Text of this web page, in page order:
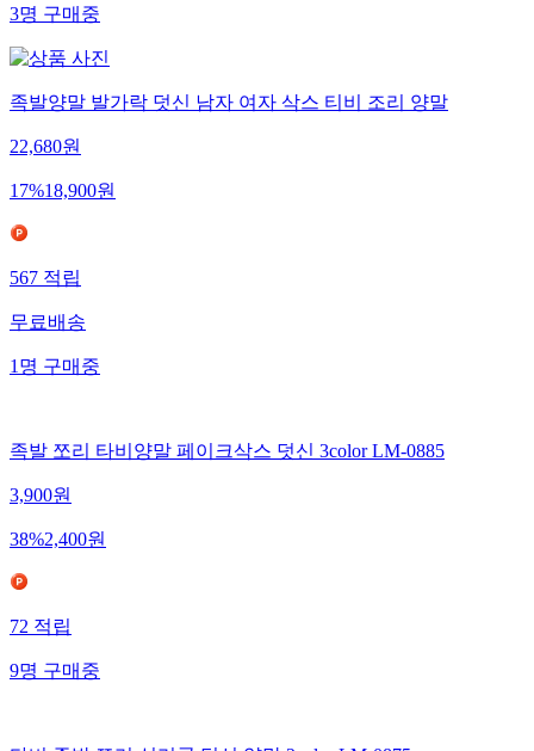
3명 구매중
족발양말 발가락 덧신 남자 여자 삭스 티비 조리 양말
22,680원
17%18,900원
567 적립
무료배송
1 명 구매중
족발 쪼리 타비양말 페이크삭스 덧신 3color LM-0885
3,900원
38%2,400원
72적립
9명구매중